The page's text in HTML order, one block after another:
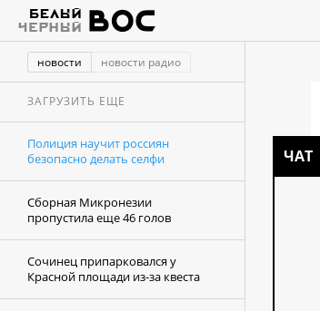
ЧАТ
новости новости радио
ЗАГРУЗИТЬ ЕЩЕ
Полиция научит россиян
безопасно делать селфи
Сборная Микронезии
пропустила еще 46 голов
Сочинец припарковался у
Красной площади из-за квеста